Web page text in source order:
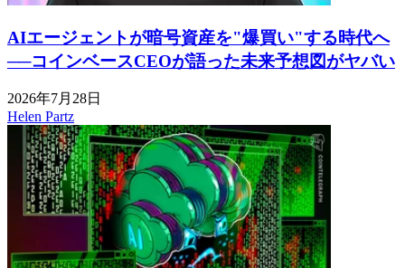
AIエージェントが暗号資産を"爆買い"する時代へ
──コインベースCEOが語った未来予想図がヤバい
2026年7月28日
Helen Partz